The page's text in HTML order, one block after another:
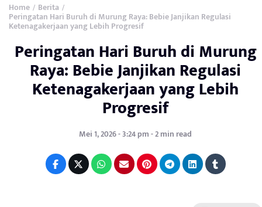
Home / Berita /
Peringatan Hari Buruh di Murung Raya: Bebie Janjikan Regulasi
Ketenagakerjaan yang Lebih Progresif
Peringatan Hari Buruh di Murung
Raya: Bebie Janjikan Regulasi
Ketenagakerjaan yang Lebih
Progresif
Mei 1, 2026 - 3:24 pm - 2 min read